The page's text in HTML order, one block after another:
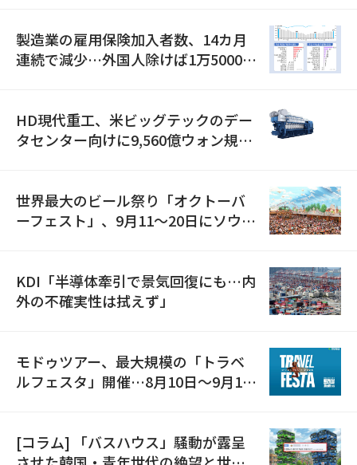
製造業の雇用保険加入者数、14カ月
連続で減少…外国人除けば1万5000人
HD現代重工、米ビッグテックのデー
タセンター向けに9,560億ウォン規模
世界最大のビール祭り「オクトーバ
ーフェスト」、9月11〜20日にソウル
KDI「半導体牽引で景気回復にも…内
外の不確実性は拭えず」
モドゥツアー、最大規模の「トラベ
ルフェスタ」開催…8月10日～9月11
[コラム] 「バスハウス」騒動が露呈